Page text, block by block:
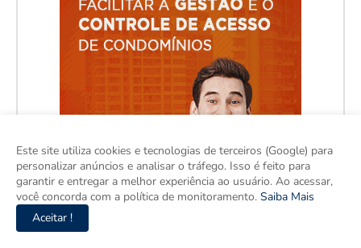
Este site utiliza cookies e tecnologias de terceiros (Google) para
personalizar anúncios e analisar o tráfego. Isso é feito para
garantir e entregar a melhor experiência ao usuário. Ao acessar,
você concorda com a política de monitoramento. Saiba Mais
Aceitar !